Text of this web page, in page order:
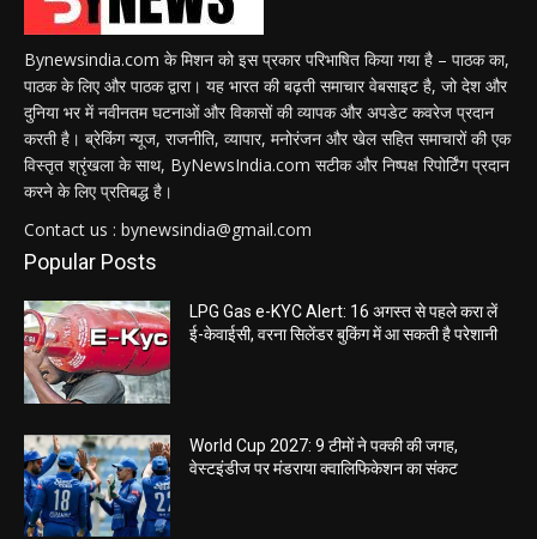
Bynewsindia.com के मिशन को इस प्रकार परिभाषित किया गया है – पाठक का,
पाठक के लिए और पाठक द्वारा। यह भारत की बढ़ती समाचार वेबसाइट है, जो देश और
दुनिया भर में नवीनतम घटनाओं और विकासों की व्यापक और अपडेट कवरेज प्रदान
करती है। ब्रेकिंग न्यूज, राजनीति, व्यापार, मनोरंजन और खेल सहित समाचारों की एक
विस्तृत श्रृंखला के साथ, ByNewsIndia.com सटीक और निष्पक्ष रिपोर्टिंग प्रदान
करने के लिए प्रतिबद्ध है।
Contact us : bynewsindia@gmail.com
Popular Posts
LPG Gas e-KYC Alert: 16 अगस्त से पहले करा लें
ई-केवाईसी, वरना सिलेंडर बुकिंग में आ सकती है परेशानी
World Cup 2027: 9 टीमों ने पक्की की जगह,
वेस्टइंडीज पर मंडराया क्वालिफिकेशन का संकट